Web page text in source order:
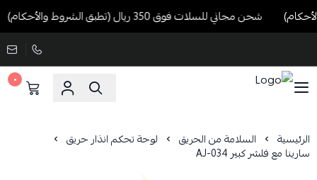
شحن مجاني للسلات فوق 350 ريال (تطبق الشروط والأحكام)
٠
الرئيسية السلامة من الحريق لوحة تحكم انذار حريق
سارينا مع فلشر كبير AJ-034